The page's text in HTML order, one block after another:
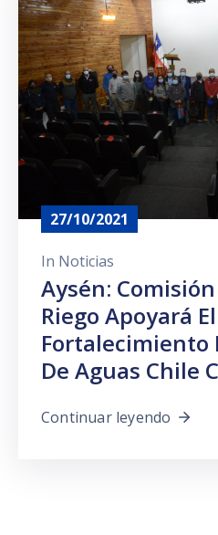
Prensa
27/10/2021
In Noticias
Aysén:
Riego Apoyará El
Fortalecimiento
De Aguas Chile
Continuar leyendo